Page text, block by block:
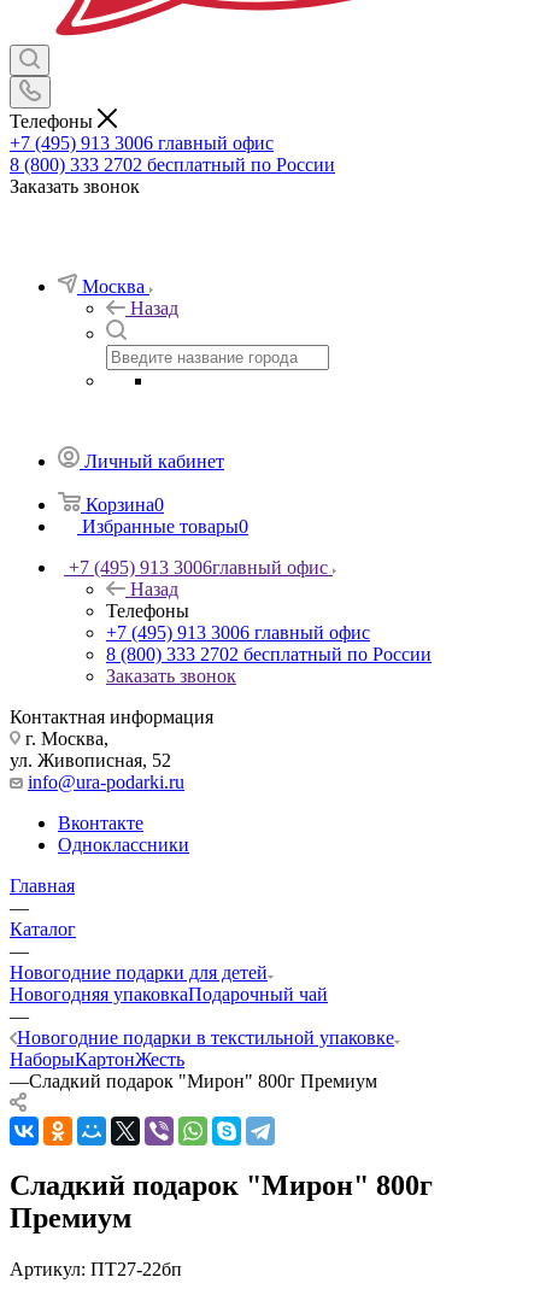
Телефоны
+7 (495) 913 3006 главный офис
8 (800) 333 2702 бесплатный по России
Заказать звонок
Москва
Назад
Личный кабинет
Корзина0
Избранные товары0
+7 (495) 913 3006главный офис
Назад
Телефоны
+7 (495) 913 3006 главный офис
8 (800) 333 2702 бесплатный по России
Заказать звонок
Контактная информация
г. Москва,
ул. Живописная, 52
info@ura-podarki.ru
Вконтакте
Одноклассники
Главная
—
Каталог
—
Новогодние подарки для детей
Новогодняя упаковкаПодарочный чай
—
Новогодние подарки в текстильной упаковке
НаборыКартонЖесть
—Сладкий подарок "Мирон" 800г Премиум
Сладкий подарок "Мирон" 800г
Премиум
Артикул: ПТ27-22бп